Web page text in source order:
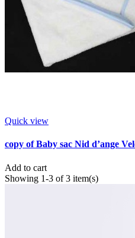
Quick view
copy of Baby sac Nid d’ange
Add to cart
Showing 1-3 of 3 item(s)